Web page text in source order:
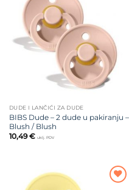
DUDE I LANČIĆI ZA DUDE
BIBS Dude – 2 dude u pakiranju –
Blush / Blush
10,49€ uklj. PDV